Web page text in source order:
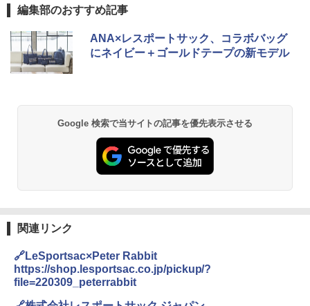
D40 地球の歩き方 チェンマイ タイ北部の魅
力的な町 2026～2027 地球の歩き方D アジア
A09 地球の歩き方 イタリア 2026～2027 地
球の歩き方A ヨーロッパ
￥2,479
[キャンパーズコレクション 山善] ポップアッ
プテント 傘みたいに広げて畳める パッとサ
ッとサンシェード キューブ フルクローズ メ
￥6,831
PYKES PEAK (パイクスピーク) 着替えテン
ト プライバシー テント 【中が透けない】 1
人用 折りたたみ 防災グッズ 災害用トイレ ビ
易 トイレテント (ブラック)
ENDLESS BASE 《めざましテレビで紹介》
テント ワンタッチ RENEW 幅200 2-3人用 43
500002(88859)
DEWEL パラソル 大型 ビーチ アウトドアパ
ラソル ガーデン サイトシート付 折りたたみ
防水 UVカット 4段階高さ調整 軽量 収納袋付
-08EX カーキ ソロキャンプ ポリエステル フ
レーム テント
￥2,980
編集部のおすすめ記事
ANA×レスポートサック、コラボバッグ
にネイビー＋ゴールドテープの新モデル
Google 検索で当サイトの記事を優先表示させる
関連リンク
🔗LeSportsac×Peter Rabbit
https://shop.lesportsac.co.jp/pickup/?
file=220309_peterrabbit